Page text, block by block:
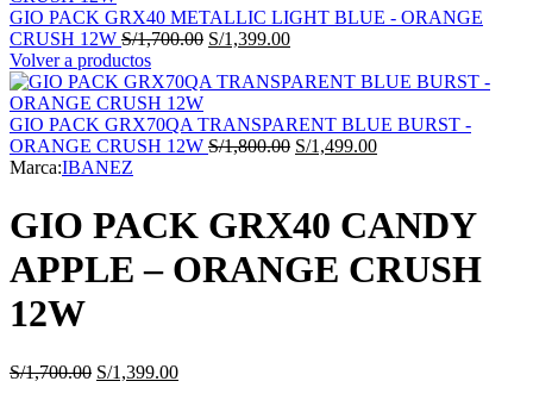
GIO PACK GRX40 METALLIC LIGHT BLUE - ORANGE
CRUSH 12W S/1,700.00 El
original
S/1,700.00.
S/1,399.00El
actual
S/1,399.00.
Volver a productos
GIO PACK GRX70QA TRANSPARENT BLUE BURST -
ORANGE CRUSH 12W S/1,800.00 El
era:
S/1,800.00.
S/1,499.00El
es:
S/1,499.00.
Marca:IBANEZ
GIO PACK GRX40 CANDY
APPLE – ORANGE CRUSH
12W
S/1,700.00 El
S/1,399.00El